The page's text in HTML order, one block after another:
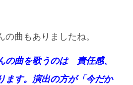
曲もありましたね。
の曲を歌うのは 責任感、
す。 演出の方が「今だか